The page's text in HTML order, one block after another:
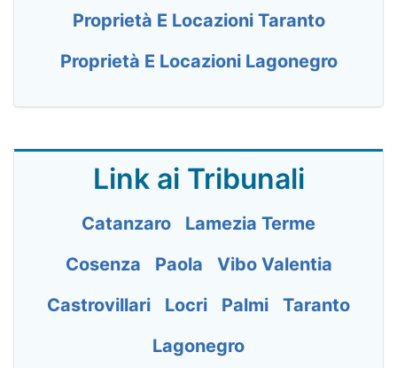
Proprietà E Locazioni Taranto
Proprietà E Locazioni Lagonegro
Link ai Tribunali
Catanzaro
Lamezia Terme
Cosenza
Paola
Vibo Valentia
Castrovillari
Locri Palmi
Taranto
Lagonegro